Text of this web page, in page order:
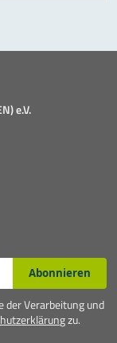
e.V.
Abonnieren
der Verarbeitung und
zu.